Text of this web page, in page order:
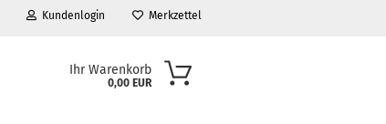
Kundenlogin Merkzettel
Ihr Warenkorb
0,00 EUR